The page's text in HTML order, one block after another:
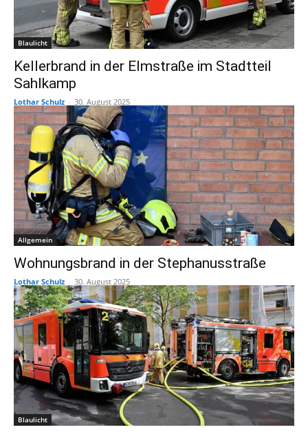
Blaulicht
Kellerbrand in der Elmstraße im Stadtteil
Sahlkamp
Lothar Schulz - 30. August 2025
Allgemein
Wohnungsbrand in der Stephanusstraße
Lothar Schulz - 30. August 2025
Blaulicht